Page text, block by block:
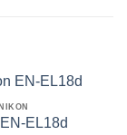
EL18d